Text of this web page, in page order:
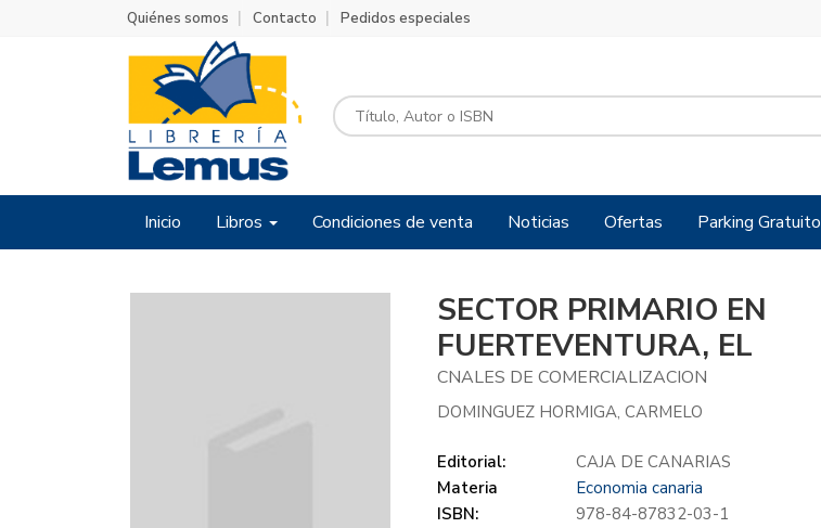
Quiénes somos Contacto Pedidos especiales
Inicio Libros Condiciones de venta Noticias Ofertas Parking Gratuito
SECTOR PRIMARIO EN
FUERTEVENTURA, EL
CNALES DE COMERCIALIZACION
DOMINGUEZ HORMIGA, CARMELO
Editorial:
CAJA DE CANARIAS
Materia
Economia canaria
ISBN:
978-84-87832-03-1